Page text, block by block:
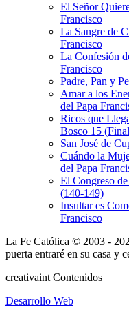
El Señor
Francisco
La Sangre de
Francisco
La Confesión
Francisco
Padre, Pan y
Amar a los
del Papa
Ricos que
Bosco 15
San José de
Cuándo la
del Papa
El Congreso
(140-149)
Insultar es
Francisco
La Fe Católica © 2003 -
puerta entraré en su casa y
creativaint Contenidos
Desarrollo Web